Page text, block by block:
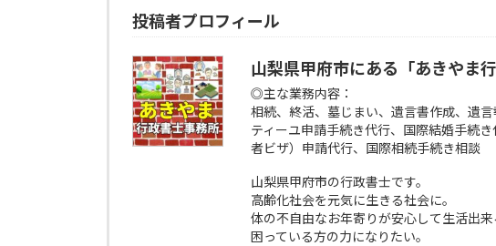
投稿者プロフィール
山梨県甲府市にある「あきやま
◎主な業務内容：
相続、終活、墓じまい、遺言書作成、遺
ティーユ申請手続き代行、国際結婚手続
者ビザ）申請代行、国際相続手続き相談
山梨県甲府市の行政書士です。
高齢化社会を元気に生きる社会に。
体の不自由なお年寄りが安心して生活出来
困っている方の力になりたい。